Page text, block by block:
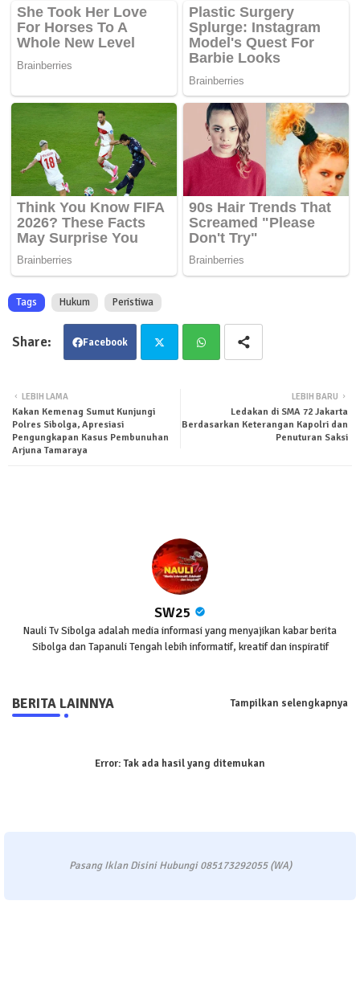
Tags Hukum Peristiwa
Facebook
ter
LEBIH BARU
Ledakan di SMA 72 Jakarta
Berdasarkan Keterangan Kapolri dan
Penuturan Saksi
LEBIH LAMA
Kakan Kemenag Sumut Kunjungi
Polres Sibolga, Apresiasi
Pengungkapan Kasus Pembunuhan
Arjuna Tamaraya
SW25
Nauli Tv Sibolga adalah media informasi yang menyajikan kabar berita
Sibolga dan Tapanuli Tengah lebih informatif, kreatif dan inspiratif
BERITA LAINNYA Tampilkan selengkapnya
Error:Tak ada hasil yang ditemukan
Pasang Iklan Disini Hubungi 085173292055 (WA)